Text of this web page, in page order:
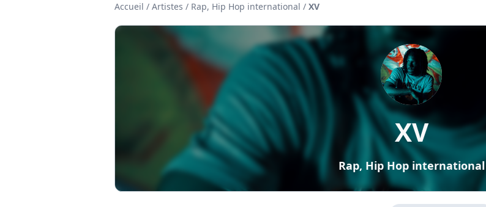
Accueil / Artistes / Rap, Hip Hop international / XV
XV
Rap, Hip Hop international